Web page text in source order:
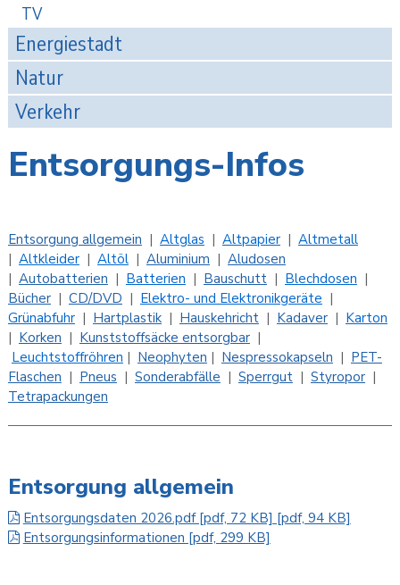
TV
Energiestadt
Natur
Verkehr
Entsorgungs-Infos
Entsorgung allgemein | Altglas | Altpapier| Altmetall
| Altkleider| Altöl| Aluminium | Aludosen
| Autobatterien | Batterien | Bauschutt| Blechdosen |
Bücher| CD/DVD | Elektro- und Elektronikgeräte |
Grünabfuhr| Hartplastik| Hauskehricht| Kadaver| Karton
| Korken | Kunststoffsäcke entsorgbar|
Leuchtstoffröhren | Neophyten | Nespressokapseln | PET-
Flaschen | Pneus | Sonderabfälle | Sperrgut| Styropor|
Tetrapackungen
Entsorgung allgemein
Entsorgungsdaten 2026.pdf [pdf, 72 KB] [pdf, 94 KB]
Entsorgungsinformationen [pdf, 299 KB]